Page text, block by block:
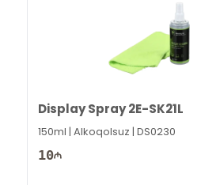
Display Spray 2E-SK21L
150ml | Alkoqolsuz | DS0230
10